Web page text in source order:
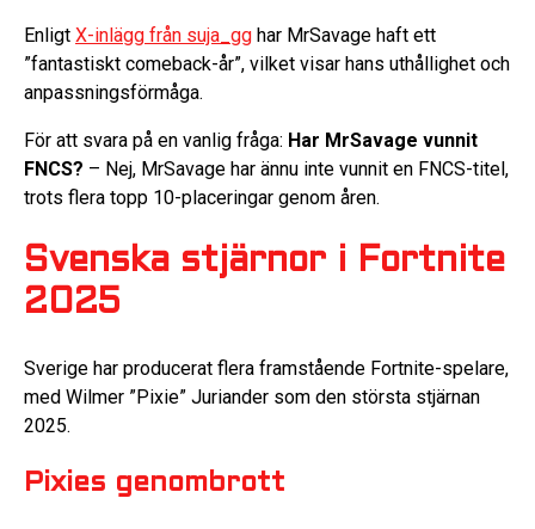
Enligt X-inlägg från suja_gg har MrSavage haft ett
”fantastiskt comeback-år”, vilket visar hans uthållighet och
anpassningsförmåga.
För att svara på en vanlig fråga: Har MrSavage vunnit
FNCS? – Nej, MrSavage har ännu inte vunnit en FNCS-titel,
trots flera topp 10-placeringar genom åren.
Svenska stjärnor i Fortnite
2025
Sverige har producerat flera framstående Fortnite-spelare,
med Wilmer ”Pixie” Juriander som den största stjärnan
2025.
Pixies genombrott